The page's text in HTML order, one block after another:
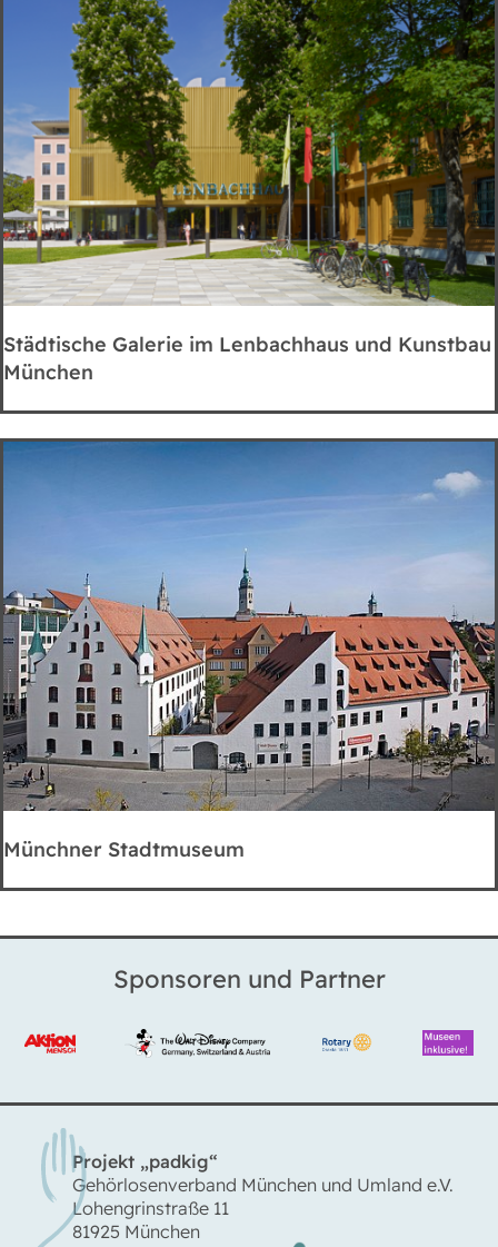
Städtische Galerie im Lenbachhaus und Kunstbau
München
Münchner Stadtmuseum
Sponsoren und Partner
Projekt „padkig“
Gehörlosenverband München und Umland e.V.
Lohengrinstraße 11
81925 München